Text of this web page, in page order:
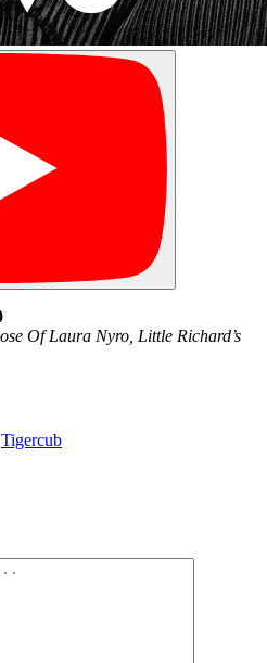
Of Laura Nyro, Little Richard’s
Tigercub